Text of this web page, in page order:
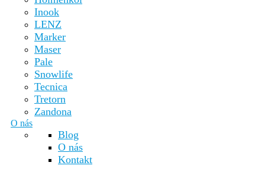
Inook
LENZ
Marker
Maser
Pale
Snowlife
Tecnica
Tretorn
Zandona
O nás
Blog
O nás
Kontakt